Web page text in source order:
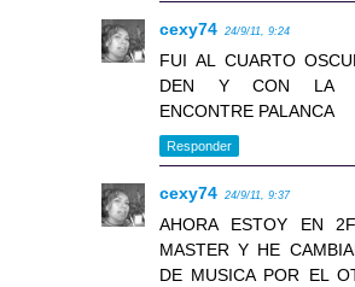
cexy74 24/9/11, 9:24
FUI AL CUARTO
DEN Y CON LA
ENCONTRE PALANCA
Responder
cexy74 24/9/11, 9:37
AHORA ESTOY EN
MASTER Y HE
DE MUSICA POR EL